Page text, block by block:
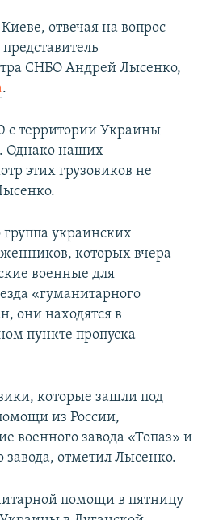
отвечая на вопрос
СНБО Андрей Лысенко,
.
с территории Украины
Однако наших
этих грузовиков не
украинских
которых вчера
военные для
«гуманитарного
они находятся в
пункте пропуска
которые зашли под
из России,
военного завода «Топаз» и
завода, отметил Лысенко.
помощи в пятницу